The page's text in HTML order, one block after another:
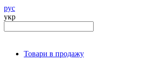
рус
укр
Товари в продажу